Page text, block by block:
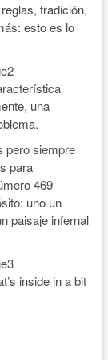
tradición,
esto es lo
una
pero siempre
para
469
uno un
paisaje infernal
inside in a bit